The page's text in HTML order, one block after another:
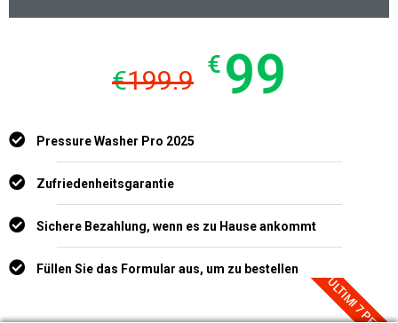
€199.9 € 99
Pressure Washer Pro 2025
Zufriedenheitsgarantie
Sichere Bezahlung, wenn es zu Hause ankommt
Füllen Sie das Formular aus, um zu bestellen
ULTIMI 7 PEZZI